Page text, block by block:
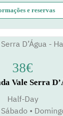
e reservas
38€
Vale Serra
Half-Day
•